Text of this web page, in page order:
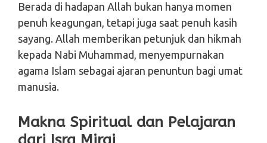
Berada di hadapan Allah bukan hanya momen
penuh keagungan, tetapi juga saat penuh kasih
sayang. Allah memberikan petunjuk dan hikmah
kepada Nabi Muhammad, menyempurnakan
agama Islam sebagai ajaran penuntun bagi umat
manusia.
Makna Spiritual dan Pelajaran